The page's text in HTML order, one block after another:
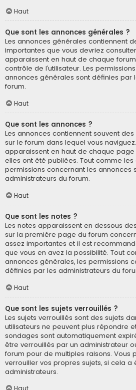
Haut
Que sont les annonces générales ?
Les annonces générales contiennent
importantes que vous devriez
apparaissent en haut de chaque
contrôle de l’utilisateur. Les
annonces générales sont définies par
forum.
Haut
Que sont les annonces ?
Les annonces contiennent souvent
sur le forum dans lequel vous
apparaissent en haut de chaque
elles ont été publiées. Tout comme
permissions concernant les annonces
administrateurs du forum.
Haut
Que sont les notes ?
Les notes apparaissent en dessous
sur la première page du forum
assez importantes et il est
que vous en avez la possibilité. Tout
annonces générales, les permissions
définies par les administrateurs du
Haut
Que sont les sujets verrouillés ?
Les sujets verrouillés sont des sujets
utilisateurs ne peuvent plus répondre
sondages sont automatiquement
être verrouillés par un administrateur
forum pour de multiples raisons. Vous
verrouiller vos propres sujets, si cela a
administrateurs.